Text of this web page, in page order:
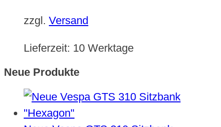
zzgl. Versand
Lieferzeit: 10 Werktage
Neue Produkte